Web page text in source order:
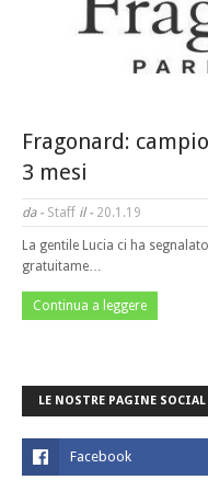
Fragonard:
3 mesi
da - Staff il - 20.1.19
La gentile Lucia ci ha
gratuitame…
Continua a leggere
LE NOSTRE PAGINE SOCIAL